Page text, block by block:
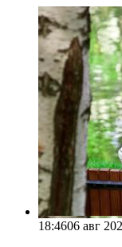
18:4606 авг